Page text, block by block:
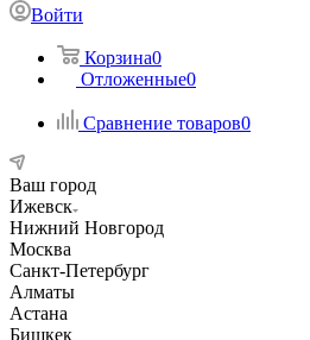
Войти
Корзина0
Отложенные0
Сравнение товаров0
Ваш город
Ижевск
Нижний Новгород
Москва
Санкт-Петербург
Алматы
Астана
Бишкек